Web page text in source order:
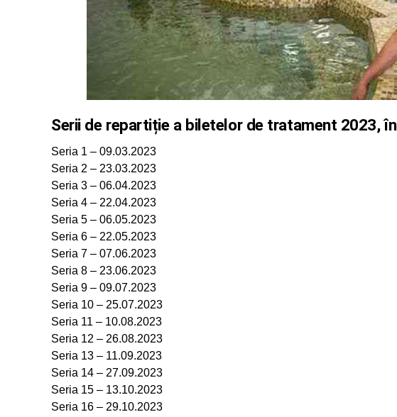
Serii de repartiție a biletelor de tratament 2023,
Seria 1 – 09.03.2023
Seria 2 – 23.03.2023
Seria 3 – 06.04.2023
Seria 4 – 22.04.2023
Seria 5 – 06.05.2023
Seria 6 – 22.05.2023
Seria 7 – 07.06.2023
Seria 8 – 23.06.2023
Seria 9 – 09.07.2023
Seria 10 – 25.07.2023
Seria 11 – 10.08.2023
Seria 12 – 26.08.2023
Seria 13 – 11.09.2023
Seria 14 – 27.09.2023
Seria 15 – 13.10.2023
Seria 16 – 29.10.2023